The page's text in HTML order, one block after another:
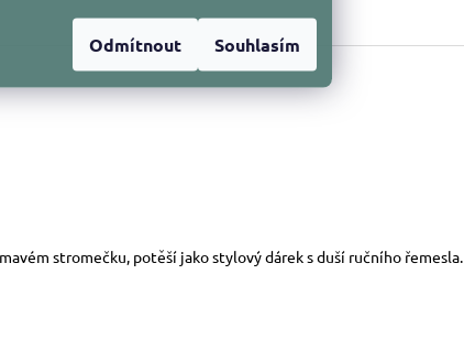
Odmítnout Souhlasím
stromečku, potěší jako stylový dárek s duší ručního řemesla.